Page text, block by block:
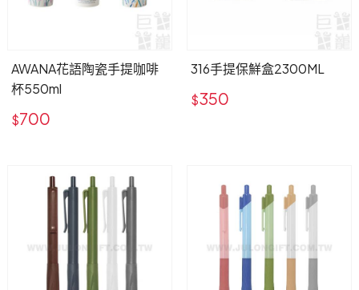
AWANA花語陶瓷手提咖啡
杯550ml
$700
316手提保鮮盒2300ML
$350